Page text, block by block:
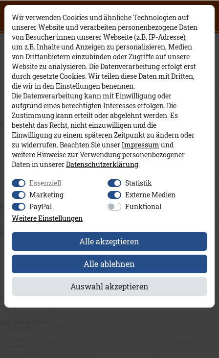
contents.
Open English website
Paavo A&Co
Wir verwenden Cookies und ähnliche Technologien auf
unserer Website und verarbeiten personenbezogene Daten
von Besucher:innen unserer Webseite (z.B. IP-Adresse),
um z.B. Inhalte und Anzeigen zu personalisieren, Medien
von Drittanbietern einzubinden oder Zugriffe auf unsere
Website zu analysieren. Die Datenverarbeitung erfolgt erst
durch gesetzte Cookies. Wir teilen diese Daten mit Dritten,
die wir in den Einstellungen benennen.
Die Datenverarbeitung kann mit Einwilligung oder
aufgrund eines berechtigten Interesses erfolgen. Die
Zustimmung kann erteilt oder abgelehnt werden. Es
besteht das Recht, nicht einzuwilligen und die
Einwilligung zu einem späteren Zeitpunkt zu ändern oder
zu widerrufen. Beachten Sie unserImpressum und
weitere Hinweise zur Verwendung personenbezogener
Daten in unsererDaten­schutz­erklärung.
Essenziell
Statistik
Marketing
Externe Medien
PayPal
Funktional
Weitere Einstellungen
Alle akzeptieren
Alle ablehnen
Auswahl akzeptieren